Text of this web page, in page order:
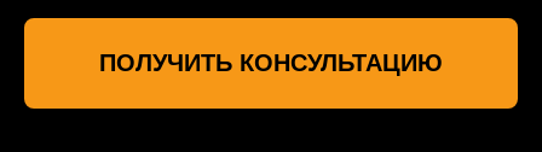
ПОЛУЧИТЬ КОНСУЛЬТАЦИЮ